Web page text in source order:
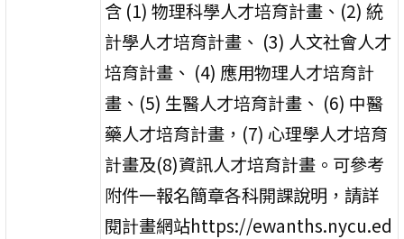
含 (1) 物理科學人才培育計畫、(2) 統
計學人才培育計畫、 (3) 人文社會人才
培育計畫、 (4) 應用物理人才培育計
畫、(5) 生醫人才培育計畫、 (6) 中醫
藥人才培育計畫，(7) 心理學人才培育
計畫及(8)資訊人才培育計畫。可參考
附件一報名簡章各科開課說明，請詳
閱計畫網站https://ewanths.nycu.ed